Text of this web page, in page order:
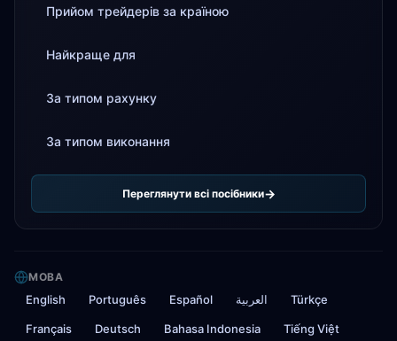
Прийом трейдерів за країною
Найкраще для
За типом рахунку
За типом виконання
Переглянути всі посібники
МОВА
English Português Español العربية Türkçe
Français Deutsch Bahasa Indonesia Tiếng Việt